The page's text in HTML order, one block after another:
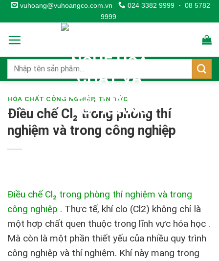
Skip
to
content
vuhoang@vuhoangco.com.vn 024 3382 9999 - 08 5782
9999
HÓA CHẤT CÔNG NGHIỆP, TIN TỨC
Điều chế Cl₂ trong phòng thí
nghiệm và trong công nghiệp
Điều chế Cl₂ trong phòng thí nghiệm và trong
công nghiệp . Thực tế, khí clo (Cl2) không chỉ là
một hợp chất quen thuộc trong lĩnh vực hóa học .
Mà còn là một phần thiết yếu của nhiều quy trình
công nghiệp và thí nghiệm. Khí này mang trong